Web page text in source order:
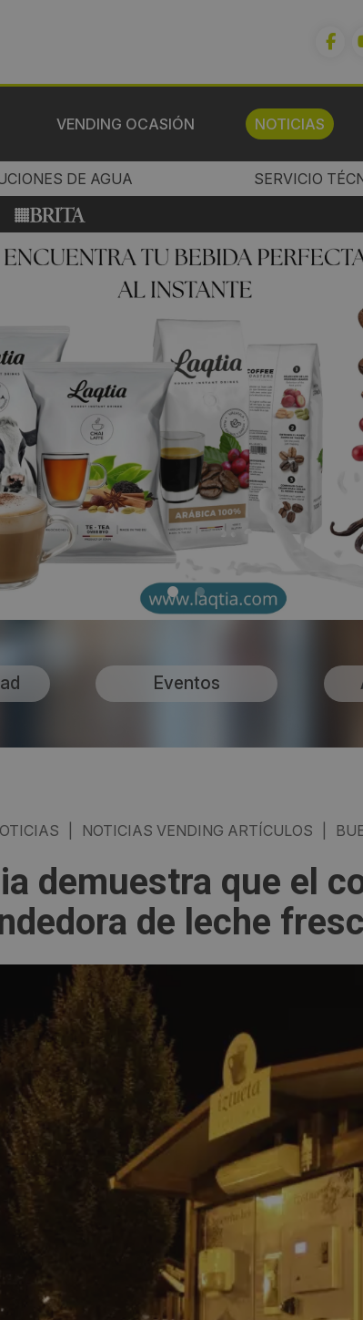
VENDING OCASIÓN NOTICIAS
DE AGUA SERVICIO
Eventos
NOTICIAS VENDING ARTÍCULOS
demuestra que el
de leche